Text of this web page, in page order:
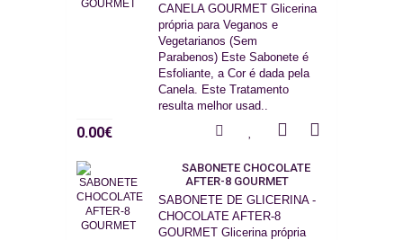
CANELA GOURMET Glicerina
própria para Veganos e
Vegetarianos (Sem
Parabenos) Este Sabonete é
Esfoliante, a Cor é dada pela
Canela. Este Tratamento
resulta melhor usad..
0.00€
SABONETE CHOCOLATE
AFTER-8 GOURMET
SABONETE DE GLICERINA -
CHOCOLATE AFTER-8
GOURMET Glicerina própria